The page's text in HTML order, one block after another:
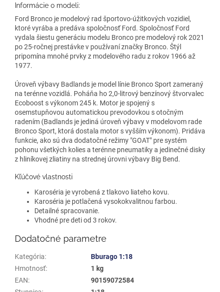
Informácie o modeli:
Ford Bronco je modelový rad športovo-úžitkových vozidiel,
ktoré vyrába a predáva spoločnosť Ford. Spoločnosť Ford
vydala šiestu generáciu modelu Bronco pre modelový rok 2021
po 25-ročnej prestávke v používaní značky Bronco. Štýl
pripomína mnohé prvky z modelového radu z rokov 1966 až
1977.
Úroveň výbavy Badlands je model línie Bronco Sport zameraný
na terénne vozidlá. Poháňa ho 2,0-litrový benzínový štvorvalec
Ecoboost s výkonom 245 k. Motor je spojený s
osemstupňovou automatickou prevodovkou s otočným
radením (Badlands je jediná úroveň výbavy v modelovom rade
Bronco Sport, ktorá dostala motor s vyšším výkonom). Pridáva
funkcie, ako sú dva dodatočné režimy "GOAT" pre systém
pohonu všetkých kolies a terénne pneumatiky a jedinečné disky
z hliníkovej zliatiny na strednej úrovni výbavy Big Bend.
Kľúčové vlastnosti
Karoséria je vyrobená z tlakovo liateho kovu.
Karoséria je potlačená vysokokvalitnou farbou.
Detailné spracovanie.
Vhodné pre deti od 3 rokov.
Dodatočné parametre
Kategória:
Bburago 1:18
Hmotnosť:
1 kg
EAN:
90159072584